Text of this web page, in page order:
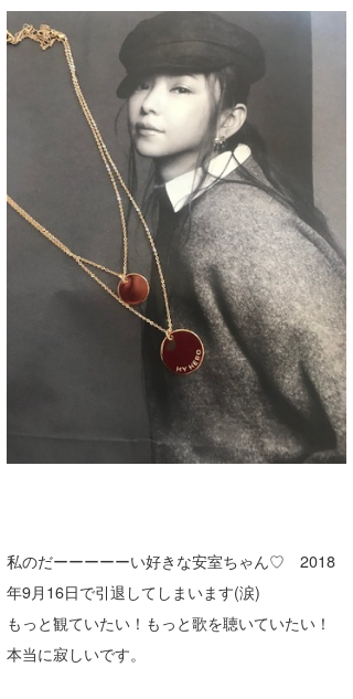
私のだーーーーーい好きな安室ちゃん♡ 2018
年9月16日で引退してしまいます(涙)
もっと観ていたい！もっと歌を聴いていたい！
本当に寂しいです。
伊豆
千葉南
大阪
ルール＆How to
VOTE!
サーファーズ
Yasunari Inoue
Yoshiyuki Obata
arukasvision
Colors MAGAZINE
WAVAL
中浦“JET”章
嵯峨明日香
波伝説スタッフ
☆加藤
+☆maki☆+
波伝説